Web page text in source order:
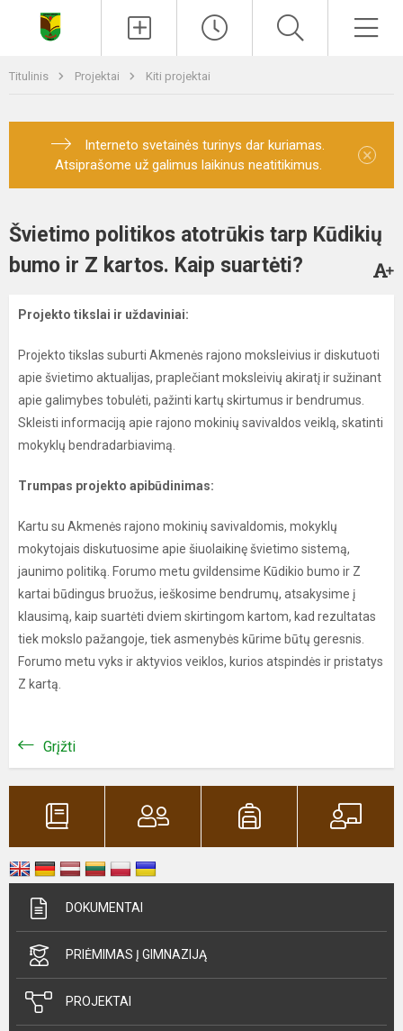
Titulinis Projektai Kiti projektai
Interneto svetainės turinys dar kuriamas.
Atsiprašome už galimus laikinus neatitikimus.
×
Švietimo politikos atotrūkis tarp Kūdikių
bumo ir Z kartos. Kaip suartėti?
Projekto tikslai ir uždaviniai:
Projekto tikslas suburti Akmenės rajono moksleivius ir diskutuoti
apie švietimo aktualijas, praplečiant moksleivių akiratį ir sužinant
apie galimybes tobulėti, pažinti kartų skirtumus ir bendrumus.
Skleisti informaciją apie rajono mokinių savivaldos veiklą, skatinti
mokyklų bendradarbiavimą.
Trumpas projekto apibūdinimas:
Kartu su Akmenės rajono mokinių savivaldomis, mokyklų
mokytojais diskutuosime apie šiuolaikinę švietimo sistemą,
jaunimo politiką. Forumo metu gvildensime Kūdikio bumo ir Z
kartai būdingus bruožus, ieškosime bendrumų, atsakysime į
klausimą, kaip suartėti dviem skirtingom kartom, kad rezultatas
tiek mokslo pažangoje, tiek asmenybės kūrime būtų geresnis.
Forumo metu vyks ir aktyvios veiklos, kurios atspindės ir pristatys
Z kartą.
Grįžti
DOKUMENTAI
PRIĖMIMAS Į GIMNAZIJĄ
PROJEKTAI